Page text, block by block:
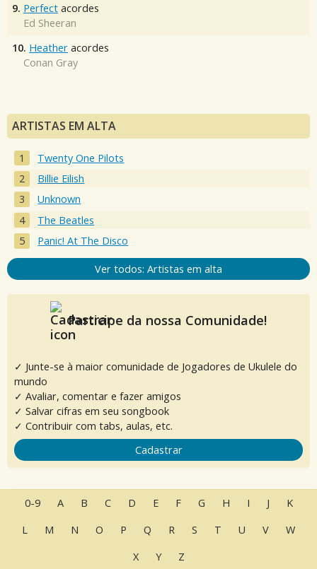
9. Perfect acordes
Ed Sheeran
10. Heather acordes
Conan Gray
ARTISTAS EM ALTA
Twenty One Pilots
Billie Eilish
Unknown
The Beatles
Panic! At The Disco
Ver todos: Artistas em alta
Participe da nossa Comunidade!
✓ Junte-se à maior comunidade de Jogadores de Ukulele do
mundo
✓ Avaliar, comentar e fazer amigos
✓ Salvar cifras em seu songbook
✓ Contribuir com tabs, aulas, etc.
Cadastrar
0-9 A B C D E F G H I J
K
L
M N O P Q R S T U V
W
X
Y Z